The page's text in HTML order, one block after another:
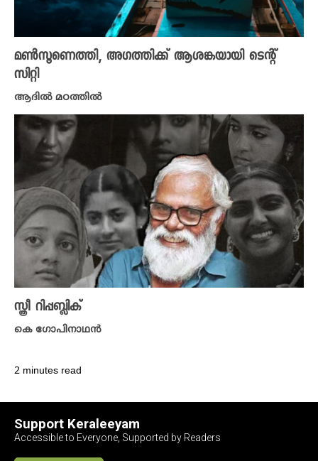
മൺസൂണെത്തി, അഗത്തിക്ക് ആശങ്കയായി ടെന്റ്
സിറ്റി
ആദിൽ മഠത്തിൽ
സ്ത്രീ റിപ്പബ്ലിക്
കെ ​ഗോപിനാഥൻ
2 minutes read
Support Keraleeyam
Accessible to Everyone, Supported by Readers